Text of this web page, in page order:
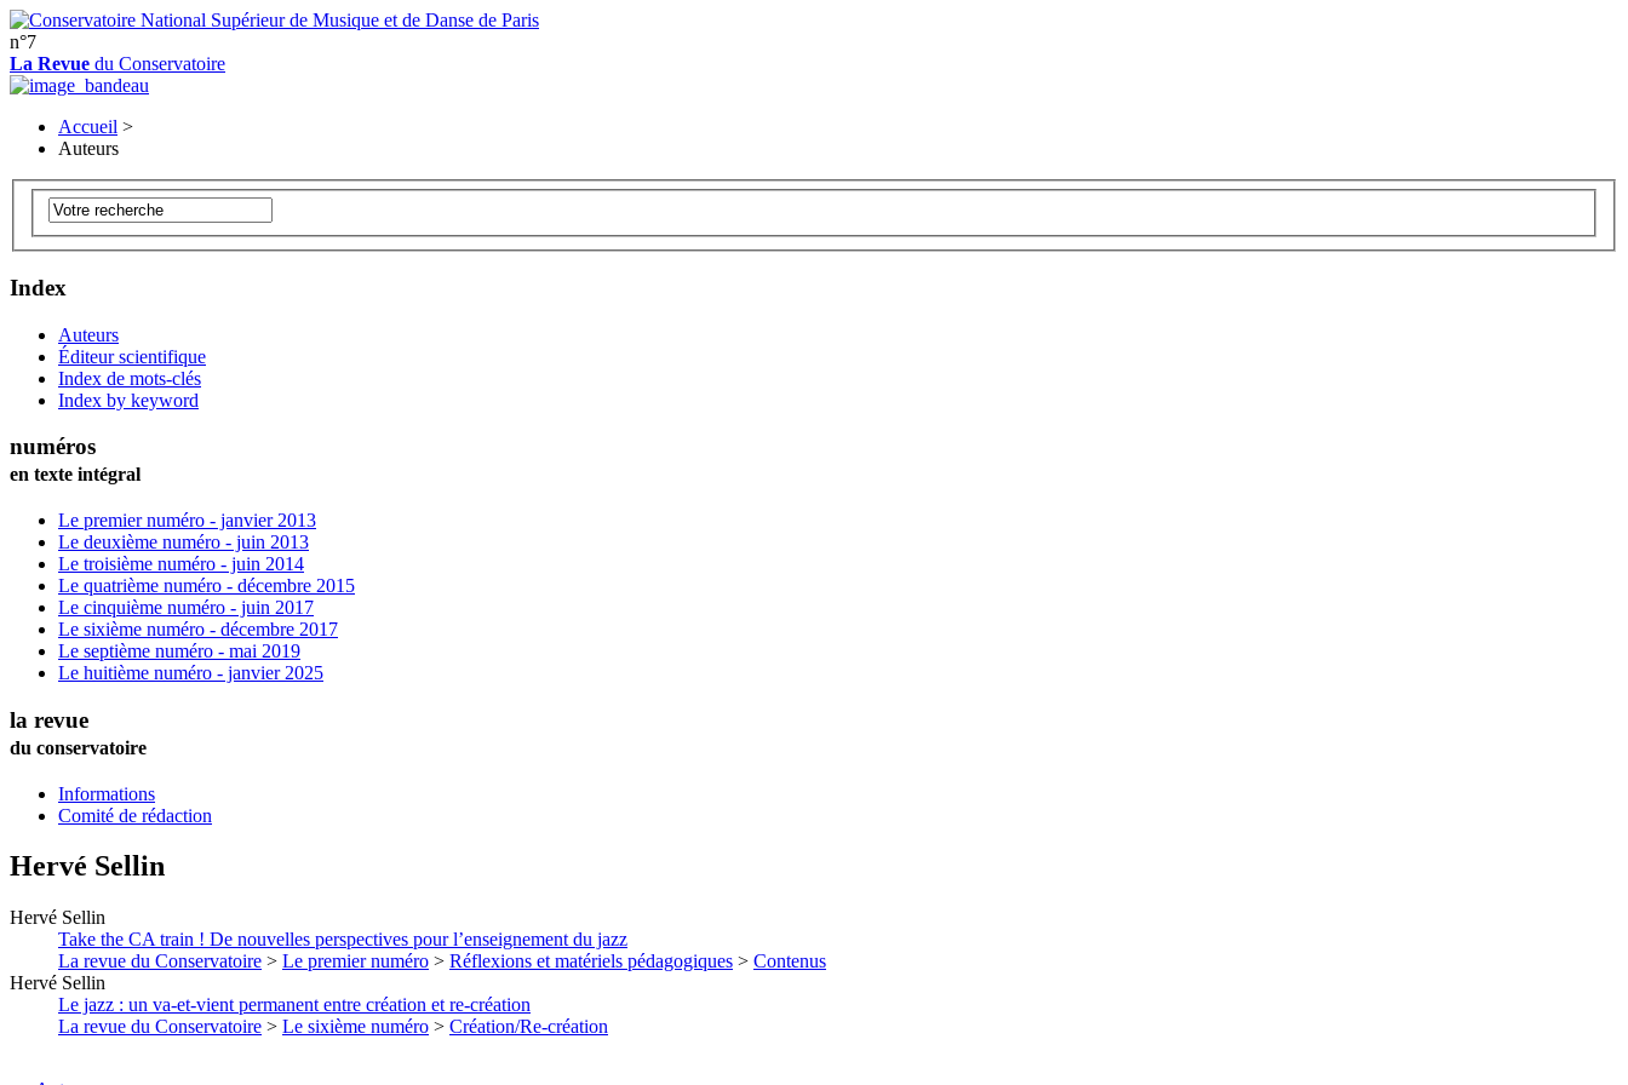
n°7
La Revue du Conservatoire
Accueil >
Auteurs
Index
Auteurs
Éditeur scientifique
Index de mots-clés
Index by keyword
numéros
en texte intégral
Le premier numéro - janvier 2013
Le deuxième numéro - juin 2013
Le troisième numéro - juin 2014
Le quatrième numéro - décembre 2015
Le cinquième numéro - juin 2017
Le sixième numéro - décembre 2017
Le septième numéro - mai 2019
Le huitième numéro - janvier 2025
la revue
du conservatoire
Informations
Comité de rédaction
Hervé Sellin
Hervé Sellin
Take the CA train ! De nouvelles perspectives pour l’enseignement du jazz
La revue du Conservatoire > Le premier numéro > Réflexions et matériels pédagogiques > Contenus
Hervé Sellin
Le jazz : un va-et-vient permanent entre création et re-création
La revue du Conservatoire > Le sixième numéro > Création/Re-création